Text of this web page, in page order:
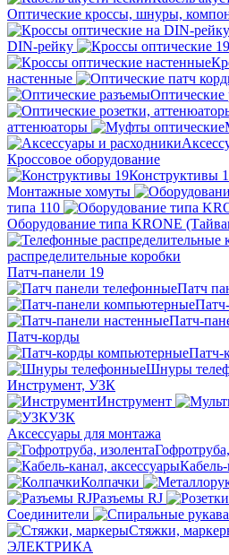
Оптические кроссы, шнуры,
DIN-рейку
настенные
Оптические
аттенюаторы
Кроссовое оборудование
Конструктивы
Монтажные хомуты
типа 110
Оборудование типа KRONE
распределительные коробки
Патч-панели 19
Патч
Патч-
Патч-корды
Патч-
Шнуры
Инструмент, УЗК
Инструмент
УЗК
Аксессуары для монтажа
Колпачки
Разъемы RJ
Соединители
Стяжки,
ЭЛЕКТРИКА